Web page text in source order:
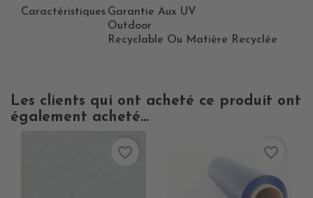
Caractéristiques Garantie Aux UV
Outdoor
Recyclable Ou Matière Recyclée
Les clients qui ont acheté ce produit ont
également acheté...
favorite_border favorite_border